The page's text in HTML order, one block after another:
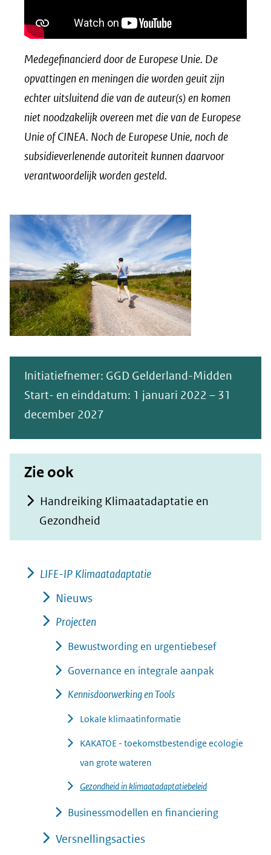
Medegefinancierd door de Europese Unie. De
opvattingen en meningen die worden geuit zijn
echter uitsluitend die van de auteur(s) en komen
niet noodzakelijk overeen met die van de Europese
Unie of CINEA. Noch de Europese Unie, noch de
subsidieverlenende autoriteit kunnen daarvoor
verantwoordelijk worden gesteld.
Initiatiefnemer: GGD Gelderland-Midden
Start- en einddatum: 1 januari 2022 – 31
december 2027
Zie ook
Handreiking Klimaatadaptatie en
Gezondheid
LIFE-IP Klimaatadaptatie
Nieuws
Projecten
Bewustwording en urgentiebesef
Governance en integrale aanpak
Kennisdoorwerking en Tools
Lokale klimaatinformatie
KAKATOE - toekomstbestendige ecologie
van grote wateren
Gezondheid in klimaatadaptatiebeleid
Businessmodellen en financiering
Versnellingsacties